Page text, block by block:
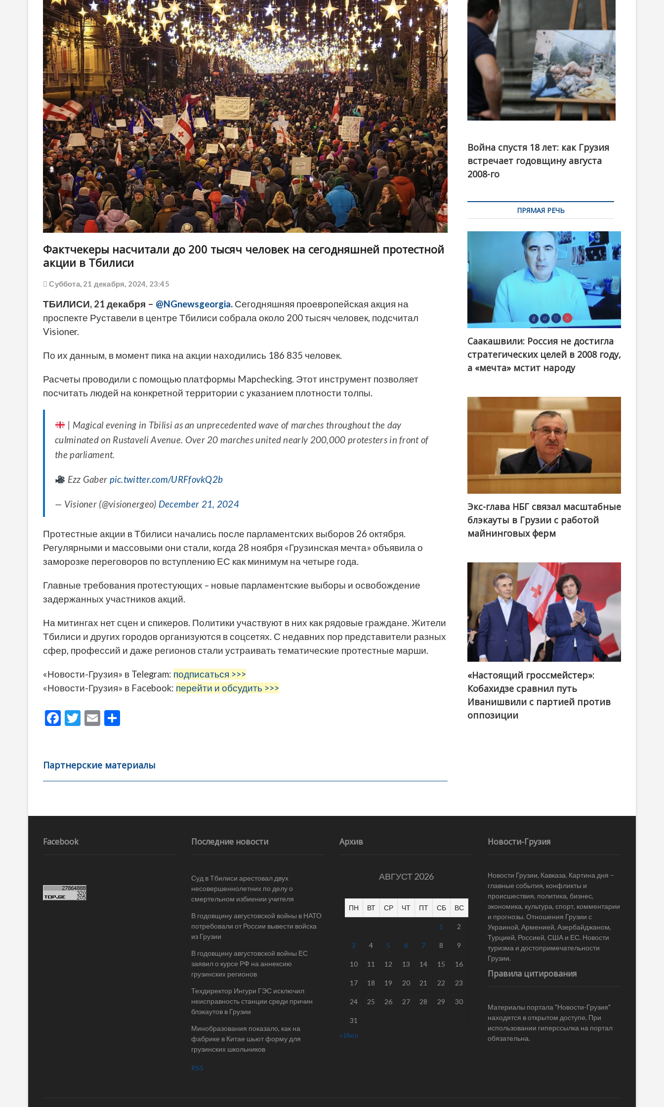
o
n
Фактчекеры насчитали до 200 тысяч человек на сегодняшней протестной
акции в Тбилиси
Суббота, 21 декабря, 2024, 23:45
ТБИЛИСИ, 21 декабря – @NGnewsgeorgia. Сегодняшняя проевропейская акция на
проспекте Руставели в центре Тбилиси собрала около 200 тысяч человек, подсчитал
Visioner.
По их данным, в момент пика на акции находились 186 835 человек.
Расчеты проводили с помощью платформы Mapchecking. Этот инструмент позволяет
посчитать людей на конкретной территории с указанием плотности толпы.
| Magical evening in Tbilisi as an unprecedented wave of marches throughout the day
culminated on Rustaveli Avenue. Over 20 marches united nearly 200,000 protesters in front of
the parliament.
Ezz Gaber pic.twitter.com/URFfovkQ2b
— Visioner (@visionergeo) December 21, 2024
Протестные акции в Тбилиси начались после парламентских выборов 26 октября.
Регулярными и массовыми они стали, когда 28 ноября «Грузинская мечта» объявила о
заморозке переговоров по вступлению ЕС как минимум на четыре года.
Главные требования протестующих – новые парламентские выборы и освобождение
задержанных участников акций.
На митингах нет сцен и спикеров. Политики участвуют в них как рядовые граждане. Жители
Тбилиси и других городов организуются в соцсетях. С недавних пор представители разных
сфер, профессий и даже регионов стали устраивать тематические протестные марши.
«Новости-Грузия» в Telegram: подписаться >>>
«Новости-Грузия» в Facebook: перейти и обсудить >>>
F
b
o
k
T
er
E
l
а
в
ть
Партнерские материалы
Навигация
записям
канал
Война спустя 18 лет: как Грузия
встречает годовщину августа
2008-го
ПРЯМАЯ РЕЧЬ
Саакашвили: Россия не достигла
стратегических целей в 2008 году,
а «мечта» мстит народу
Экс-глава НБГ связал масштабные
блэкауты в Грузии с работой
майнинговых ферм
@ქართული ოცნება / Georgian Dream
«Настоящий гроссмейстер»:
Кобахидзе сравнил путь
Иванишвили с партией против
оппозиции
Facebook Последние новости
Суд в Тбилиси арестовал двух
несовершеннолетних по делу о
смертельном избиении учителя
В годовщину августовской войны в НАТО
потребовали от России вывести войска
из Грузии
В годовщину августовской войны ЕС
заявил о курсе РФ на аннексию
грузинских регионов
Техдиректор Ингури ГЭС исключил
неисправность станции среди причин
блэкаутов в Грузии
Минобразования показало, как на
фабрике в Китае шьют форму для
грузинских школьников
RSS
Архив
АВГУСТ 2026
ПН ВТ СР ЧТ ПТ СБ ВС
1 2
3 4 5 6 7 8 9
10 11 12 13 14 15 16
17 18 19 20 21 22 23
24 25 26 27 28 29 30
31
« Июл
Новости-Грузия
Новости Грузии, Кавказа. Картина дня –
главные события, конфликты и
происшествия, политика, бизнес,
экономика, культура, спорт, комментарии
и прогнозы. Отношения Грузии с
Украиной, Арменией, Азербайджаном,
Турцией, Россией, США и ЕС. Новости
туризма и достопримечательности
Грузии.
Правила цитирования
Материалы портала "Новости-Грузия"
находятся в открытом доступе. При
использовании гиперссылка на портал
обязательна.